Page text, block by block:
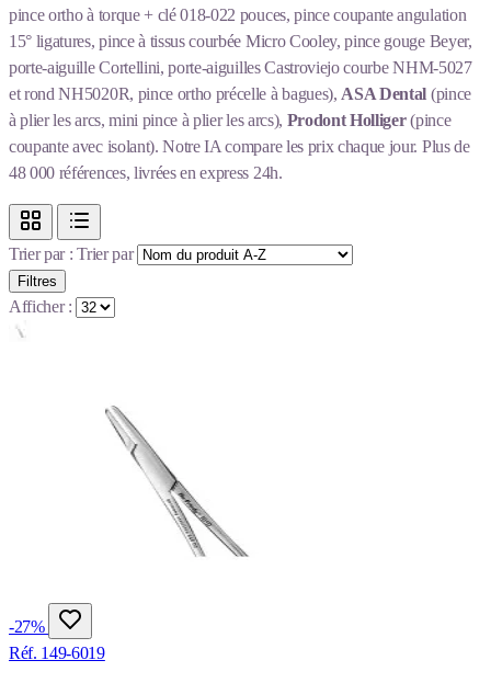
pince ortho à torque + clé 018-022 pouces, pince coupante angulation
15° ligatures, pince à tissus courbée Micro Cooley, pince gouge Beyer,
porte-aiguille Cortellini, porte-aiguilles Castroviejo courbe NHM-5027
et rond NH5020R, pince ortho précelle à bagues),ASA Dental (pince
à plier les arcs, mini pince à plier les arcs), Prodont Holliger(pince
coupante avec isolant). Notre IA compare les prix chaque jour. Plus de
48 000 références, livrées en express 24h.
Trier par :Trier par
Filtres
Afficher :
-27%
Réf. 149-6019